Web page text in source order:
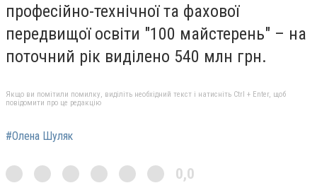
професійно-технічної та фахової
передвищої освіти "100 майстерень" – на
поточний рік виділено 540 млн грн.
Якщо ви помітили помилку, виділіть необхідний текст і натисніть Ctrl + Enter, щоб
повідомити про це редакцію
#Олена Шуляк
0,0